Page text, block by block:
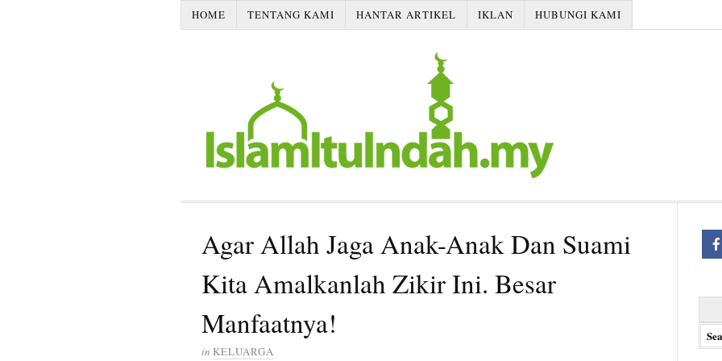
HOME TENTANG KAMI HANTAR ARTIKEL IKLAN HUBUNGI KAMI
Agar Allah Jaga Anak-Anak Dan Suami
Kita Amalkanlah Zikir Ini. Besar
Manfaatnya!
in KELUARGA